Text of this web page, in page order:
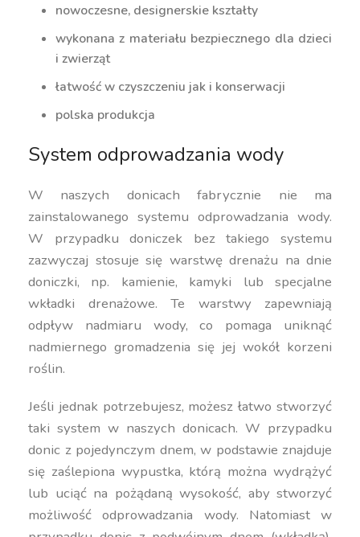
nowoczesne, designerskie kształty
wykonana z materiału bezpiecznego dla dzieci
i zwierząt
łatwość w czyszczeniu jak i konserwacji
polska produkcja
System odprowadzania wody
W naszych donicach fabrycznie nie ma
zainstalowanego systemu odprowadzania wody.
W przypadku doniczek bez takiego systemu
zazwyczaj stosuje się warstwę drenażu na dnie
doniczki, np. kamienie, kamyki lub specjalne
wkładki drenażowe. Te warstwy zapewniają
odpływ nadmiaru wody, co pomaga uniknąć
nadmiernego gromadzenia się jej wokół korzeni
roślin.
Jeśli jednak potrzebujesz, możesz łatwo stworzyć
taki system w naszych donicach. W przypadku
donic z pojedynczym dnem, w podstawie znajduje
się zaślepiona wypustka, którą można wydrążyć
lub uciąć na pożądaną wysokość, aby stworzyć
możliwość odprowadzania wody. Natomiast w